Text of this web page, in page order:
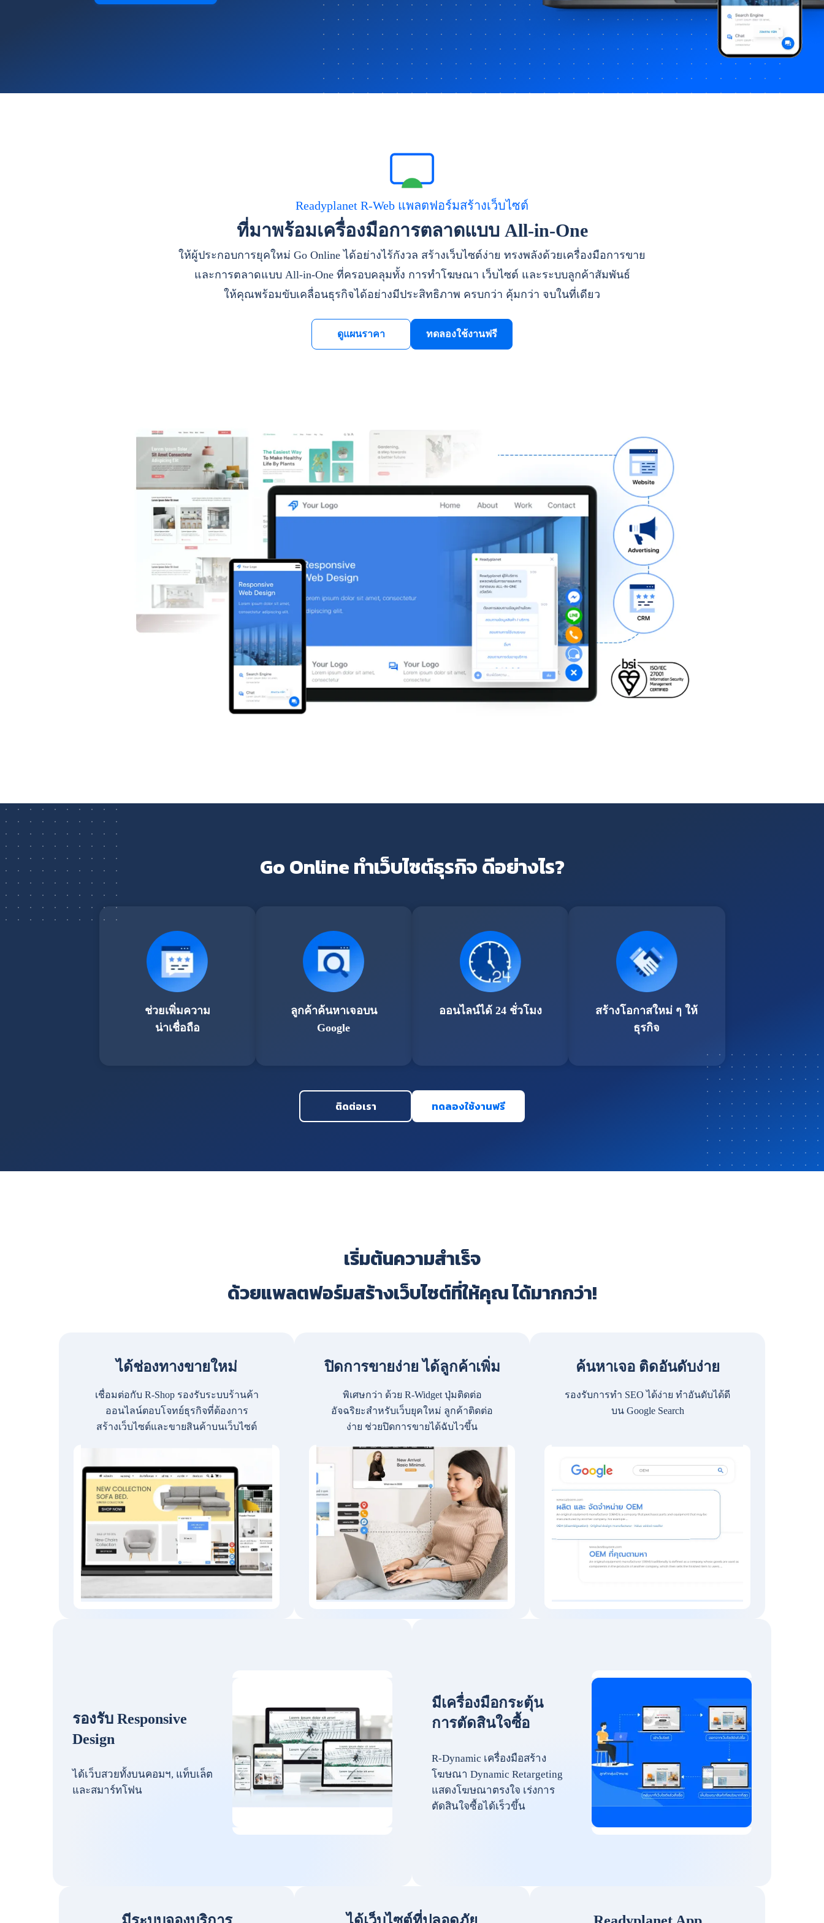
Readyplanet R-Web แพลตฟอร์มสร้างเว็บไซต์
ที่มาพร้อมเครื่องมือการตลาดแบบ All-in-One
ให้ผู้ประกอบการยุคใหม่ Go Online ได้อย่างไร้กังวล สร้างเว็บไซต์ง่าย ทรงพลังด้วยเครื่องมือการขาย
และการตลาดแบบ All-in-One ที่ครอบคลุมทั้ง การทำโฆษณา เว็บไซต์ และระบบลูกค้าสัมพันธ์
ให้คุณพร้อมขับเคลื่อนธุรกิจได้อย่างมีประสิทธิภาพ ครบกว่า คุ้มกว่า จบในที่เดียว
ดูแผนราคา ทดลองใช้งานฟรี
Go Online ทำเว็บไซต์ธุรกิจ ดีอย่างไร?
ช่วยเพิ่มความ
น่าเชื่อถือ
ลูกค้าค้นหาเจอบน
Google
ออนไลน์ได้ 24 ชั่วโมง
สร้างโอกาสใหม่ ๆ ให้
ธุรกิจ
ติดต่อเรา ทดลองใช้งานฟรี
เริ่มต้นความสำเร็จ
ด้วยแพลตฟอร์มสร้างเว็บไซต์ที่ให้คุณ ได้มากกว่า!
ได้ช่องทางขายใหม่
เชื่อมต่อกับ R-Shop รองรับระบบร้านค้า
ออนไลน์ตอบโจทย์ธุรกิจที่ต้องการ
สร้างเว็บไซต์และขายสินค้าบนเว็บไซต์
ปิดการขายง่าย ได้ลูกค้าเพิ่ม
พิเศษกว่า ด้วย R-Widget ปุ่มติดต่อ
อัจฉริยะสำหรับเว็บยุคใหม่ ลูกค้าติดต่อ
ง่าย ช่วยปิดการขายได้ฉับไวขึ้น
ค้นหาเจอ ติดอันดับง่าย
รองรับการทำ SEO ได้ง่าย ทำอันดับได้ดี
บน Google Search
รองรับ Responsive
Design
ได้เว็บสวยทั้งบนคอมฯ, แท็บเล็ต
และสมาร์ทโฟน
มีเครื่องมือกระตุ้น
การตัดสินใจซื้อ
R-Dynamic เครื่องมือสร้าง
โฆษณา Dynamic Retargeting
แสดงโฆษณาตรงใจ เร่งการ
ตัดสินใจซื้อได้เร็วขึ้น